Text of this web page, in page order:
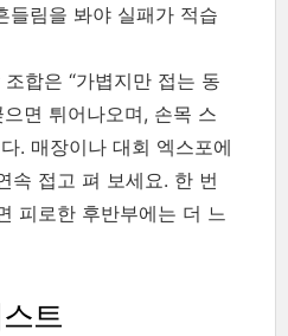
들림을 봐야 실패가 적습
합은 “가볍지만 접는 동
면 튀어나오며, 손목 스
. 매장이나 대회 엑스포에
속 접고 펴 보세요. 한 번
피로한 후반부에는 더 느
트